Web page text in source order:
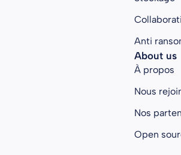
Anti
About us
À propos
Nous
Nos
Open